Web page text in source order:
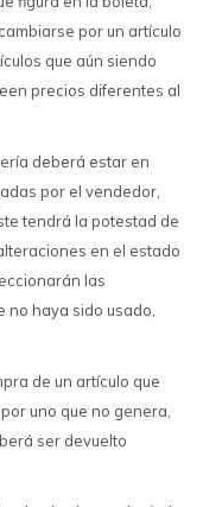
por un artículo
que aún siendo
precios diferentes al
deberá estar en
por el vendedor,
tendrá la potestad de
en el estado
las
haya sido usado,
de un artículo que
uno que no genera,
ser devuelto